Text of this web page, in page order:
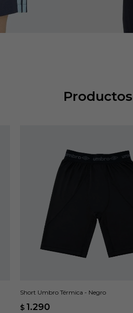
Short Umbro Térmica - Negro
$ 1.290